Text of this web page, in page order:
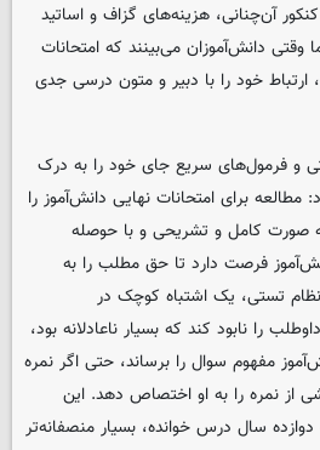
آن‌چنانی، هزینه‌های گزاف و اساتید
وقتی دانش‌آموزان می‌بینند که امتحانات
ارتباط خود را با دبیر و متون درسی جدی
و فرمول‌های سریع جای خود را به درک
برای امتحانات نهایی دانش‌آموز را
صورت کامل و تشریحی و با حوصله
فرصت دارد تا حق مطلب را به
تستی، یک اشتباه کوچک در
را نابود کند که بسیار ناعادلانه بود،
مفهوم سوال را برساند، حتی اگر نمره
از نمره را به او اختصاص دهد. این
سال درس خوانده، بسیار منصفانه‌تر